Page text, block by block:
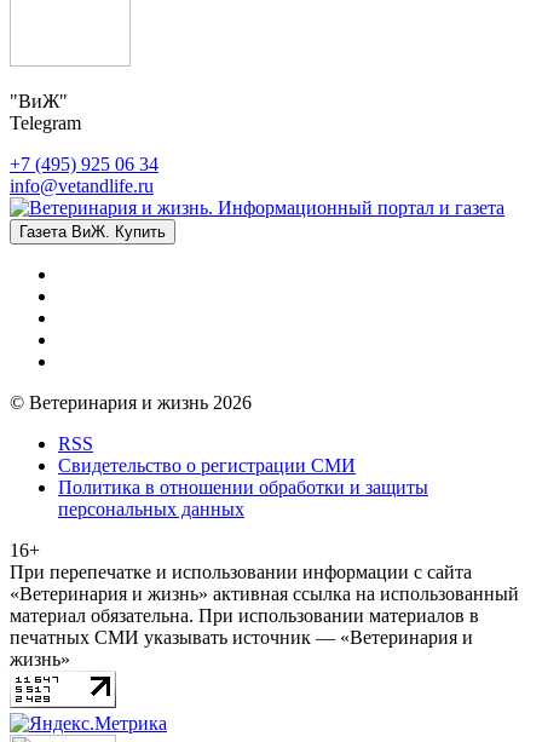
"ВиЖ"
Telegram
+7 (495) 925 06 34
info@vetandlife.ru
Газета ВиЖ. Купить
© Ветеринария и жизнь 2026
RSS
Свидетельство о регистрации СМИ
Политика в отношении обработки и защиты
персональных данных
16+
При перепечатке и использовании информации с сайта
«Ветеринария и жизнь» активная ссылка на использованный
материал обязательна. При использовании материалов в
печатных СМИ указывать источник — «Ветеринария и
жизнь»